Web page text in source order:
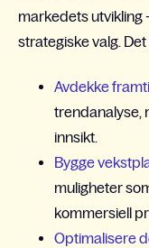
markedets utvikling
strategiske valg.
Avdekke
trendanalyse,
innsikt.
Bygge
muligheter
kommersiell
Optimalisere